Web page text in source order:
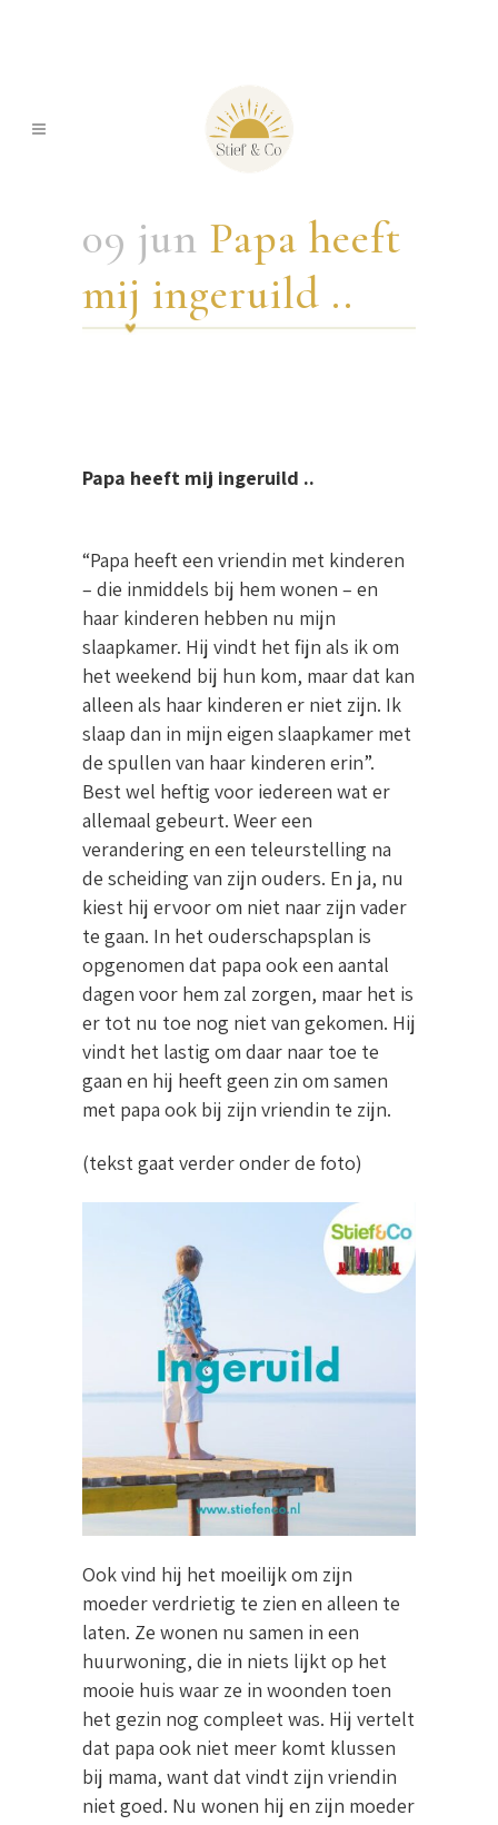
09 jun Papa heeft
mij ingeruild ..
Papa heeft mij ingeruild ..
“Papa heeft een vriendin met kinderen
– die inmiddels bij hem wonen – en
haar kinderen hebben nu mijn
slaapkamer. Hij vindt het fijn als ik om
het weekend bij hun kom, maar dat kan
alleen als haar kinderen er niet zijn. Ik
slaap dan in mijn eigen slaapkamer met
de spullen van haar kinderen erin”.
Best wel heftig voor iedereen wat er
allemaal gebeurt. Weer een
verandering en een teleurstelling na
de scheiding van zijn ouders. En ja, nu
kiest hij ervoor om niet naar zijn vader
te gaan. In het ouderschapsplan is
opgenomen dat papa ook een aantal
dagen voor hem zal zorgen, maar het is
er tot nu toe nog niet van gekomen. Hij
vindt het lastig om daar naar toe te
gaan en hij heeft geen zin om samen
met papa ook bij zijn vriendin te zijn.
(tekst gaat verder onder de foto)
Ook vind hij het moeilijk om zijn
moeder verdrietig te zien en alleen te
laten. Ze wonen nu samen in een
huurwoning, die in niets lijkt op het
mooie huis waar ze in woonden toen
het gezin nog compleet was. Hij vertelt
dat papa ook niet meer komt klussen
bij mama, want dat vindt zijn vriendin
niet goed. Nu wonen hij en zijn moeder